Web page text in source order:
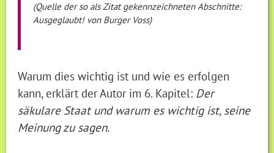
(Quelle der so als Zitat gekennzeichneten Abschnitte:
Ausgeglaubt! von Burger Voss)
Warum dies wichtig ist und wie es erfolgen
kann, erklärt der Autor im 6. Kapitel: Der
säkulare Staat und warum es wichtig ist, seine
Meinung zu sagen.